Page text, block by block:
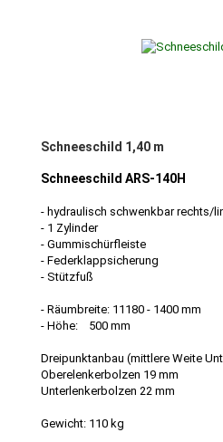
Schneeschild 1,40 m
Schneeschild ARS-140H
- hydraulisch schwenkbar rechts/
- 1 Zylinder
- Gummischürfleiste
- Federklappsicherung
- Stützfuß
- Räumbreite: 11180 - 1400 mm
- Höhe: 500 mm
Dreipunktanbau (mittlere Weite
Oberelenkerbolzen 19 mm
Unterlenkerbolzen 22 mm
Gewicht: 110 kg